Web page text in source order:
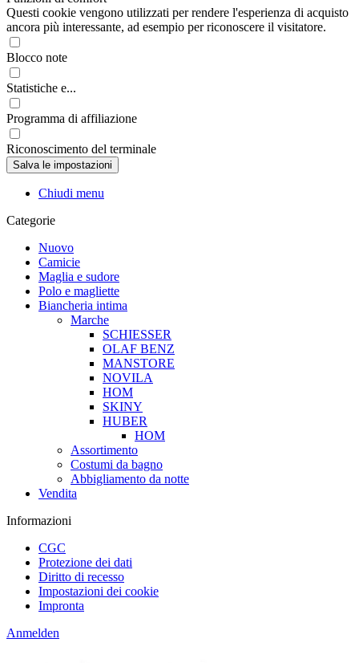
Questi cookie vengono utilizzati per rendere l'esperienza di acquisto
ancora più interessante, ad esempio per riconoscere il visitatore.
Blocco note
Statistiche e...
Programma di affiliazione
Riconoscimento del terminale
Chiudi menu
Categorie
Nuovo
Camicie
Maglia e sudore
Polo e magliette
Biancheria intima
Marche
SCHIESSER
OLAF BENZ
MANSTORE
NOVILA
HOM
SKINY
HUBER
HOM
Assortimento
Costumi da bagno
Abbigliamento da notte
Vendita
Informazioni
CGC
Protezione dei dati
Diritto di recesso
Impostazioni dei cookie
Impronta
Anmelden